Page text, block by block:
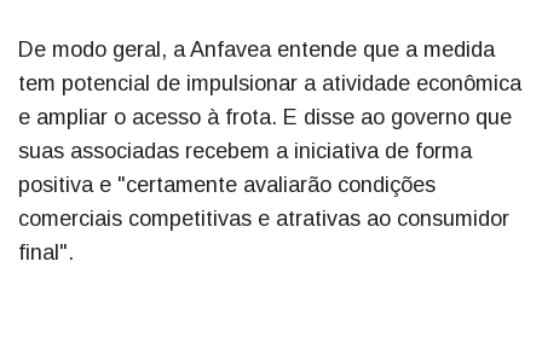
De modo geral, a Anfavea entende que a medida
tem potencial de impulsionar a atividade econômica
e ampliar o acesso à frota. E disse ao governo que
suas associadas recebem a iniciativa de forma
positiva e "certamente avaliarão condições
comerciais competitivas e atrativas ao consumidor
final".